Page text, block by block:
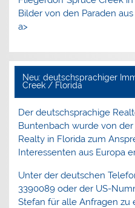
Bilder von den Paraden
a>
Neu: deutschsprachiger
Creek / Florida
Der deutschsprachige
Buntenbach wurde von
Realty in Florida zum
Interessenten aus Europa
Unter der deutschen
3390089 oder der US-
Stefan für alle Anfragen zu